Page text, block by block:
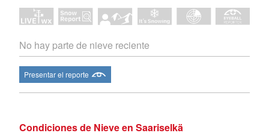
No hay parte de nieve reciente
Presentar el reporte
Condiciones de Nieve en Saariselkä